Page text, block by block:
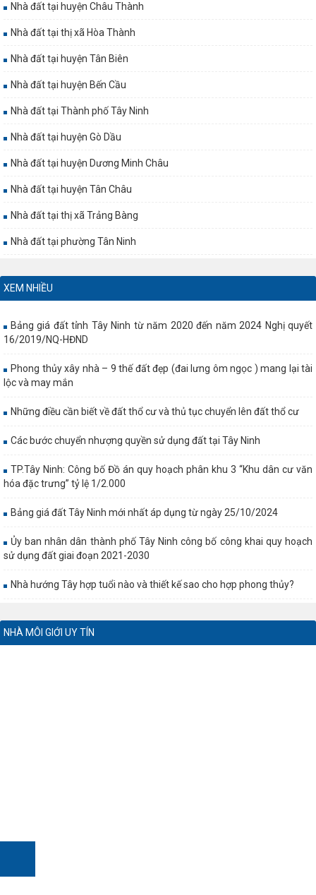
Nhà đất tại huyện Châu Thành
Nhà đất tại thị xã Hòa Thành
Nhà đất tại huyện Tân Biên
Nhà đất tại huyện Bến Cầu
Nhà đất tại Thành phố Tây Ninh
Nhà đất tại huyện Gò Dầu
Nhà đất tại huyện Dương Minh Châu
Nhà đất tại huyện Tân Châu
Nhà đất tại thị xã Trảng Bàng
Nhà đất tại phường Tân Ninh
XEM NHIỀU
Bảng giá đất tỉnh Tây Ninh từ năm 2020 đến năm 2024 Nghị quyết
16/2019/NQ-HĐND
Phong thủy xây nhà – 9 thế đất đẹp (đai lưng ôm ngọc ) mang lại tài
lộc và may mắn
Những điều cần biết về đất thổ cư và thủ tục chuyển lên đất thổ cư
Các bước chuyển nhượng quyền sử dụng đất tại Tây Ninh
TP.Tây Ninh: Công bố Đồ án quy hoạch phân khu 3 “Khu dân cư văn
hóa đặc trưng” tỷ lệ 1/2.000
Bảng giá đất Tây Ninh mới nhất áp dụng từ ngày 25/10/2024
Ủy ban nhân dân thành phố Tây Ninh công bố công khai quy hoạch
sử dụng đất giai đoạn 2021-2030
Nhà hướng Tây hợp tuổi nào và thiết kế sao cho hợp phong thủy?
NHÀ MÔI GIỚI UY TÍN